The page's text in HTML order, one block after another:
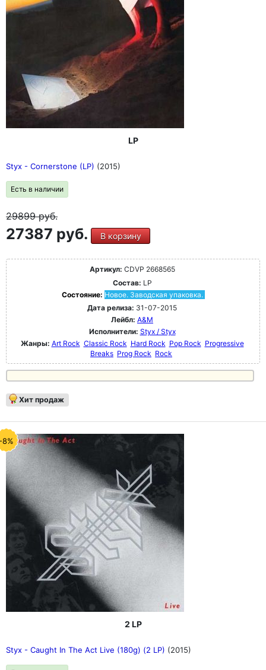
LP
Styx - Cornerstone (LP) (2015)
Есть в наличии
29899руб.
27387 руб. В корзину
Артикул: CDVP 2668565
Состав: LP
Состояние: Новое. Заводская упаковка.
Дата релиза: 31-07-2015
Лейбл: A&M
Исполнители: Styx / Styx
Жанры: Art Rock Classic Rock Hard Rock Pop Rock Progressive
Breaks Prog Rock Rock
Хит продаж
8%
2 LP
Styx - Caught In The Act Live (180g) (2 LP) (2015)